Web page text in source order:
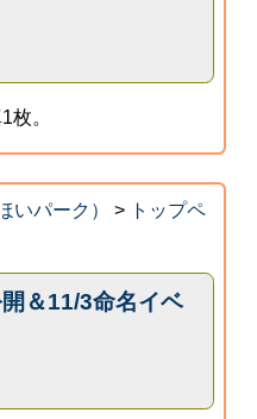
。
いパーク） > トップペ
＆11/3命名イベ